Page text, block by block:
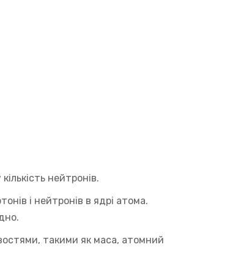
нейтронів.
і нейтронів в ядрі атома.
такими як маса, атомний